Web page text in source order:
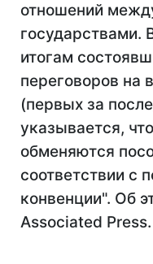
отношений
государствами.
итогам
переговоров на
(первых за
указывается,
обменяются
соответствии с
конвенции". Об
Аssociated Press.